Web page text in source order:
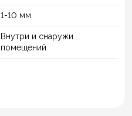
1-10 мм.
Внутри и снаружи
помещений